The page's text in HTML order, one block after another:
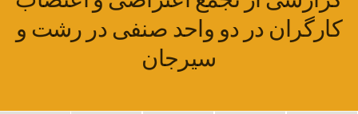
کارگران در دو واحد صنفی در رشت و
سیرجان